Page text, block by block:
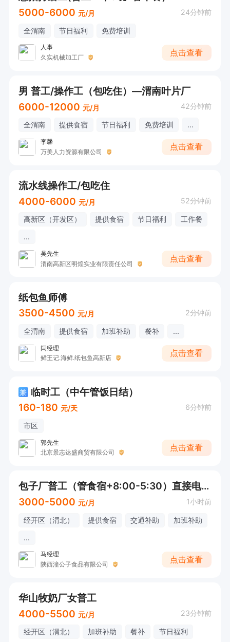
5000-6000 元/月 24分钟前
全渭南 节日福利 免费培训
人事
久实机械加工厂
点击查看
男 普工/操作工（包吃住）—渭南叶片厂
6000-12000 元/月 42分钟前
全渭南 提供食宿 节日福利 免费培训 ...
李馨
万美人力资源有限公司
点击查看
流水线操作工/包吃住
4000-6000 元/月 52分钟前
高新区（开发区） 提供食宿 节日福利
工作餐
...
吴先生
渭南高新区明煌实业有限责任公司
点击查看
纸包鱼师傅
3500-4500 元/月 2分钟前
全渭南 提供食宿 加班补助 餐补 ...
闫经理
鲜王记.海鲜.纸包鱼高新店
点击查看
兼 临时工（中午管饭日结）
160-180 元/天 6分钟前
市区
郭先生
北京景志达盛商贸有限公司
点击查看
包子厂普工（管食宿+8:00-5:30）直接电话联系
3000-5000 元/月 1小时前
经开区（渭北） 提供食宿 交通补助
加班补助
...
马经理
陕西潼公子食品有限公司
点击查看
华山牧奶厂女普工
4000-5500 元/月 23分钟前
经开区（渭北） 加班补助 餐补
节日福利